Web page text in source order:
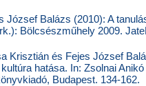
József Balázs (2010): A
Bölcsészműhely 2009.
Krisztián és Fejes József
hatása. In: Zsolnai
Budapest. 134-162.